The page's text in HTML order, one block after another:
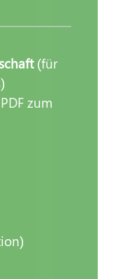
(für
zum